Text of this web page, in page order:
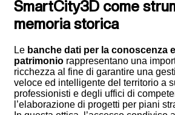
SmartCity3D come
memoria storica
Le banche dati per la conoscenza
patrimonio rappresentano una
ricchezza al fine di garantire una
veloce ed intelligente del territorio a
professionisti e degli uffici di
l’elaborazione di progetti per piani